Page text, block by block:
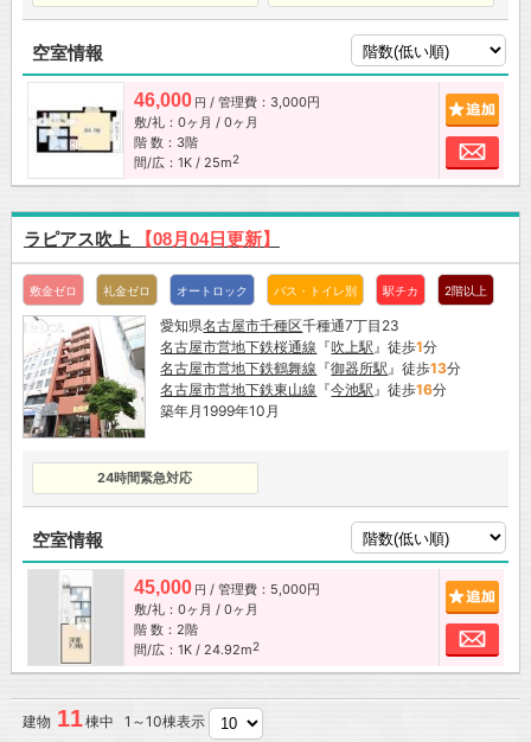
空室情報
46,000 円 / 管理費：3,000円
敷/礼：0ヶ月 / 0ヶ月
階 数：3階
間/広：1K / 25m2
お
ラピアス吹上 【08月04日更新】
敷金ゼロ 礼金ゼロ オートロック バス・トイレ別 駅チカ 2階以上
愛知県名古屋市千種区千種通7丁目23
名古屋市営地下鉄桜通線 『吹上駅 』徒歩1分
名古屋市営地下鉄鶴舞線 『御器所駅 』徒歩13分
名古屋市営地下鉄東山線 『今池駅 』徒歩16分
築年月1999年10月
24時間緊急対応
空室情報
45,000 円 / 管理費：5,000円
敷/礼：0ヶ月 / 0ヶ月
階 数：2階
間/広：1K / 24.92m2
お
建物 11棟中 1～10棟表示